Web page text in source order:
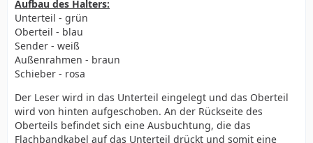
Aufbau des Halters:
Unterteil - grün
Oberteil - blau
Sender - weiß
Außenrahmen - braun
Schieber - rosa
Der Leser wird in das Unterteil eingelegt und das Oberteil
wird von hinten aufgeschoben. An der Rückseite des
Oberteils befindet sich eine Ausbuchtung, die das
Flachbandkabel auf das Unterteil drückt und somit eine